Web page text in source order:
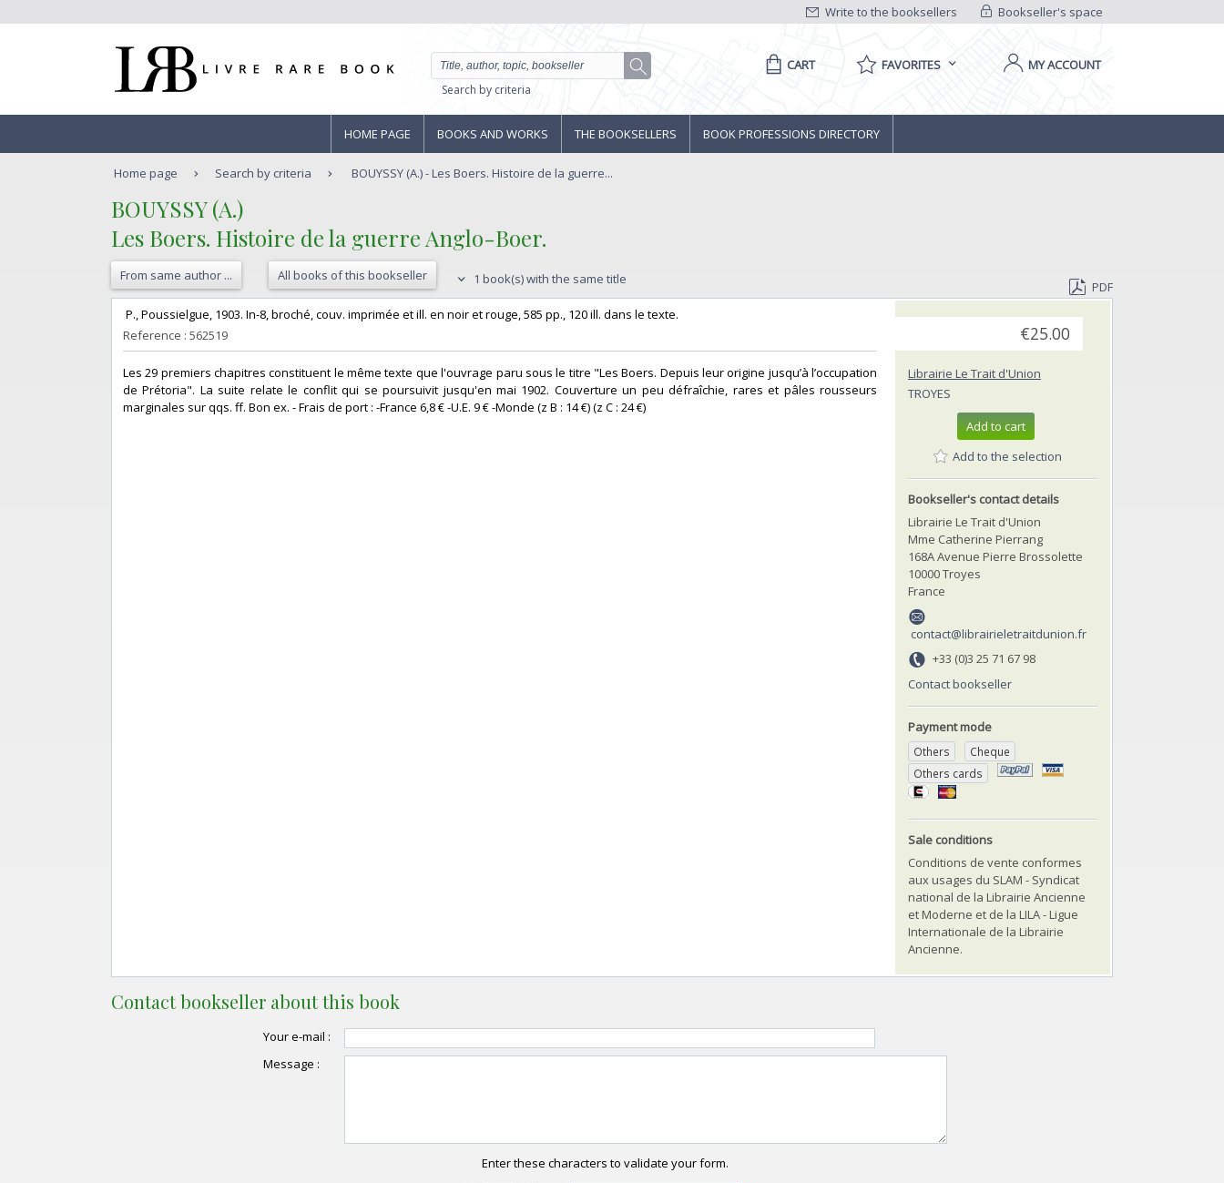
Bookseller's space
Write to the booksellers
Search by criteria
CART FAVORITES MY ACCOUNT
HOME PAGE BOOKS AND WORKS THE BOOKSELLERS BOOK PROFESSIONS DIRECTORY
Home page Search by criteria BOUYSSY (A.) - Les Boers. Histoire de la guerre...
‎BOUYSSY (A.)‎
‎Les Boers. Histoire de la guerre Anglo-Boer.‎
From same author ... All books of this bookseller 1 book(s) with the same title
PDF
‎ P., Poussielgue, 1903. In-8, broché, couv. imprimée et ill. en noir et rouge, 585 pp., 120 ill. dans le texte. ‎
Reference : 562519
‎Les 29 premiers chapitres constituent le même texte que l'ouvrage paru sous le titre "Les Boers. Depuis leur origine jusqu’à l’occupation
de Prétoria". La suite relate le conflit qui se poursuivit jusqu'en mai 1902. Couverture un peu défraîchie, rares et pâles rousseurs
marginales sur qqs. ff. Bon ex. - Frais de port : -France 6,8 € -U.E. 9 € -Monde (z B : 14 €) (z C : 24 €) ‎
€25.00
Librairie Le Trait d'Union
TROYES
Add to cart
Add to the selection
Bookseller's contact details
Librairie Le Trait d'Union
Mme Catherine Pierrang
168A Avenue Pierre Brossolette
10000 Troyes
France
contact@librairieletraitdunion.fr
+33 (0)3 25 71 67 98
Contact bookseller
Payment mode
Others
Cheque
Others cards
Sale conditions
Conditions de vente conformes
aux usages du SLAM - Syndicat
national de la Librairie Ancienne
et Moderne et de la LILA - Ligue
Internationale de la Librairie
Ancienne.
Contact bookseller about this book
Your e-mail :
Message :
Enter these characters to validate your form.